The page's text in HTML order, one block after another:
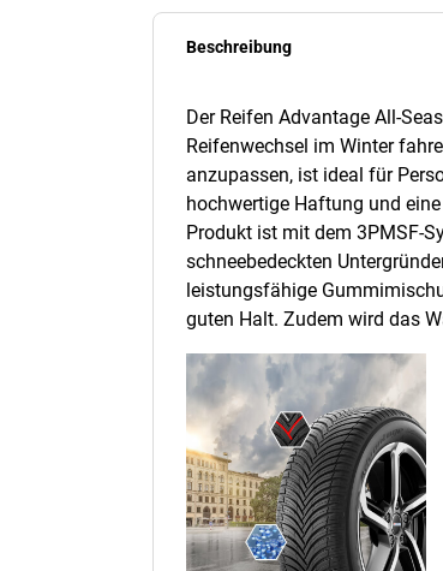
Beschreibung
Der Reifen Advantage All-
Reifenwechsel im Winter
anzupassen, ist ideal für
hochwertige Haftung und
Produkt ist mit dem 3PMSF-
schneebedeckten
leistungsfähige
guten Halt. Zudem wird das